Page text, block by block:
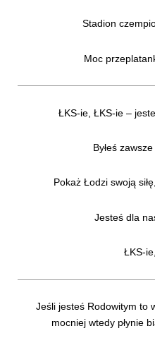
Stadion
Moc
ŁKS-ie, ŁKS-ie –
Byłeś
Pokaż Łodzi swoją
Jesteś dla
ŁKS-
Jeśli jesteś Rodowitym to
mocniej wtedy płynie